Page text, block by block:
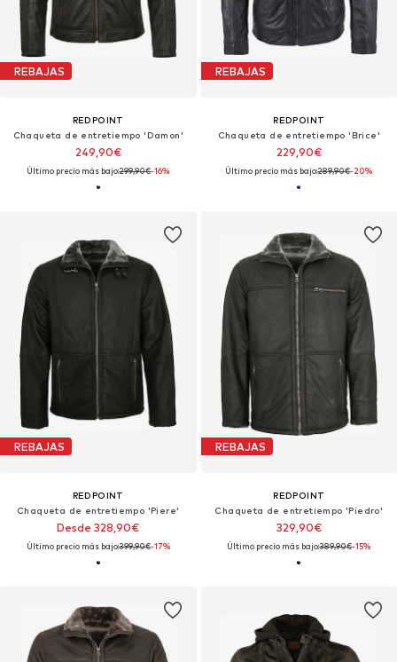
REBAJAS
REDPOINT
Chaqueta de entretiempo 'Damon'
249,90€
Último precio más bajo:299,90€-16%
REBAJAS
REDPOINT
Chaqueta de entretiempo 'Brice'
229,90€
Último precio más bajo:289,90€-20%
REBAJAS
REDPOINT
Chaqueta de entretiempo 'Piere'
Desde 328,90€
Último precio más bajo:399,90€-17%
REBAJAS
REDPOINT
Chaqueta de entretiempo 'Piedro'
329,90€
Último precio más bajo:389,90€-15%